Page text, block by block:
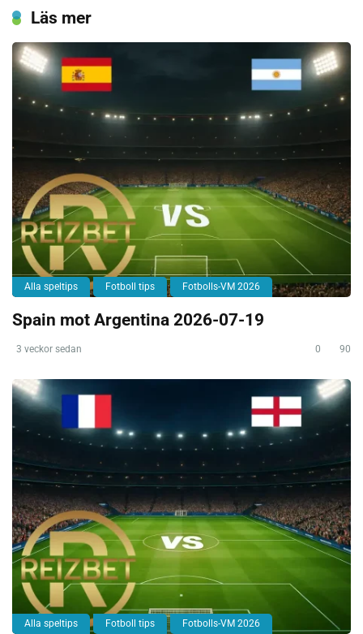
Läs mer
Alla speltips Fotboll tips Fotbolls-VM 2026
Spain mot Argentina 2026-07-19
3 veckor sedan 0 90
Alla speltips Fotboll tips Fotbolls-VM 2026